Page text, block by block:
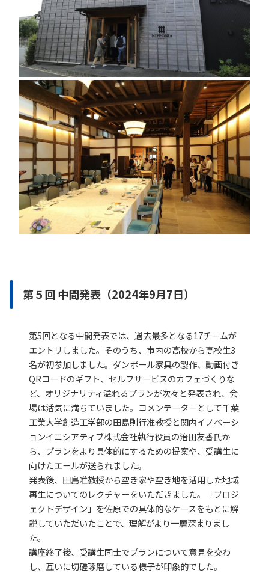
第５回 中間発表（2024年9月7日）
第5回となる中間発表では、過去最多となる17チームが
エントリしました。そのうち、市内の高校から高校生3
名が初参加しました。ダンボール家具の製作、動画付き
QRコードのギフト、セルフサービスのカフェづくりな
ど、オリジナリティ溢れるプランが次々と発表され、会
場は活気に満ちていました。コメンテーターとして千葉
工業大学創造工学部の田島則行准教授と関内イノベーシ
ョンイニシアティブ株式会社執行役員の治田友香氏か
ら、プランをより具体的にするための提案や、受講生に
向けたエールが送られました。
発表後、田島准教授から空き家や空き地を活用した地域
再生についてのレクチャーをいただきました。「プロジ
ェクトデザイン」を佐原での具体的なケースをもとに解
説していただいたことで、理解がより一層深まりまし
た。
講座終了後、受講生同士でプランについて意見を交わ
し、互いに切磋琢磨している様子が印象的でした。